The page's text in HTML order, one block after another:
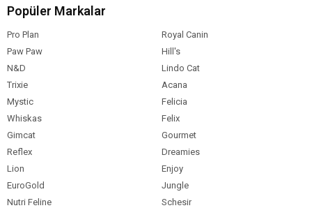
Popüler Markalar
Pro Plan
Royal Canin
Paw Paw
Hill's
N&D
Lindo Cat
Trixie
Acana
Mystic
Felicia
Whiskas
Felix
Gimcat
Gourmet
Reflex
Dreamies
Lion
Enjoy
EuroGold
Jungle
Nutri Feline
Schesir